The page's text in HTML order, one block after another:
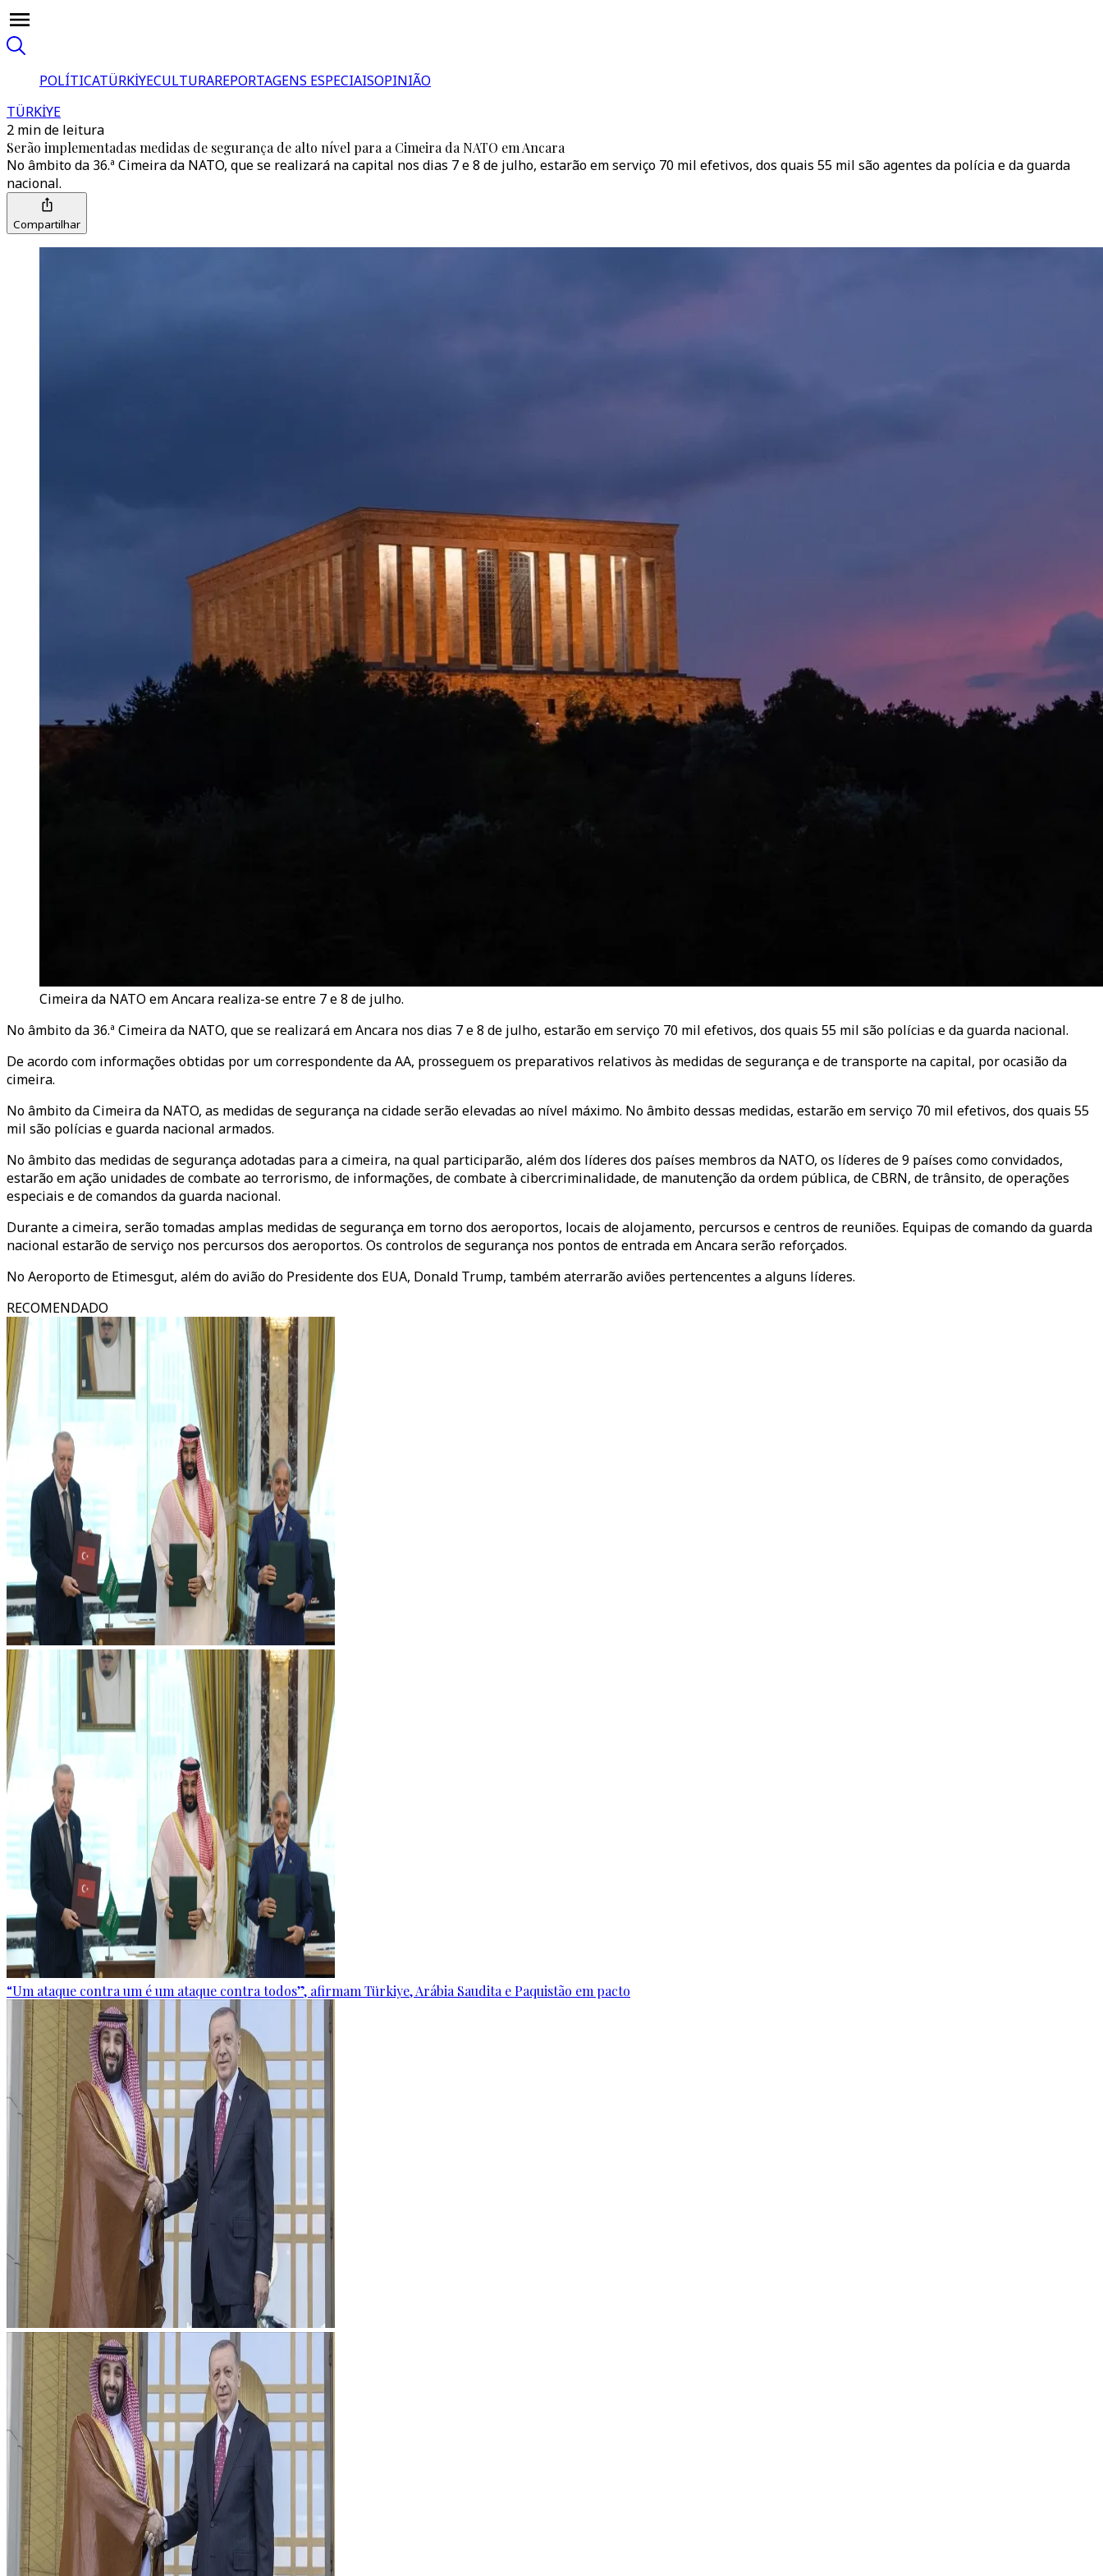
POLÍTICATÜRKİYECULTURAREPORTAGENS ESPECIAISOPINIÃO
TÜRKİYE
2 min de leitura
Serão implementadas medidas de segurança de alto nível para a Cimeira da NATO em Ancara
No âmbito da 36.ª Cimeira da NATO, que se realizará na capital nos dias 7 e 8 de julho, estarão em serviço 70 mil efetivos, dos quais 55 mil são agentes da polícia e da guarda
nacional.
Compartilhar
Cimeira da NATO em Ancara realiza-se entre 7 e 8 de julho.
No âmbito da 36.ª Cimeira da NATO, que se realizará em Ancara nos dias 7 e 8 de julho, estarão em serviço 70 mil efetivos, dos quais 55 mil são polícias e da guarda nacional.
De acordo com informações obtidas por um correspondente da AA, prosseguem os preparativos relativos às medidas de segurança e de transporte na capital, por ocasião da
cimeira.
No âmbito da Cimeira da NATO, as medidas de segurança na cidade serão elevadas ao nível máximo. No âmbito dessas medidas, estarão em serviço 70 mil efetivos, dos quais 55
mil são polícias e guarda nacional armados.
No âmbito das medidas de segurança adotadas para a cimeira, na qual participarão, além dos líderes dos países membros da NATO, os líderes de 9 países como convidados,
estarão em ação unidades de combate ao terrorismo, de informações, de combate à cibercriminalidade, de manutenção da ordem pública, de CBRN, de trânsito, de operações
especiais e de comandos da guarda nacional.
Durante a cimeira, serão tomadas amplas medidas de segurança em torno dos aeroportos, locais de alojamento, percursos e centros de reuniões. Equipas de comando da guarda
nacional estarão de serviço nos percursos dos aeroportos. Os controlos de segurança nos pontos de entrada em Ancara serão reforçados.
No Aeroporto de Etimesgut, além do avião do Presidente dos EUA, Donald Trump, também aterrarão aviões pertencentes a alguns líderes.
RECOMENDADO
“Um ataque contra um é um ataque contra todos”, afirmam Türkiye, Arábia Saudita e Paquistão em pacto